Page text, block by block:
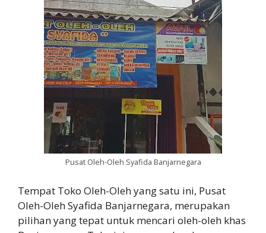
Pusat Oleh-Oleh Syafida Banjarnegara
Tempat Toko Oleh-Oleh yang satu ini, Pusat
Oleh-Oleh Syafida Banjarnegara, merupakan
pilihan yang tepat untuk mencari oleh-oleh khas